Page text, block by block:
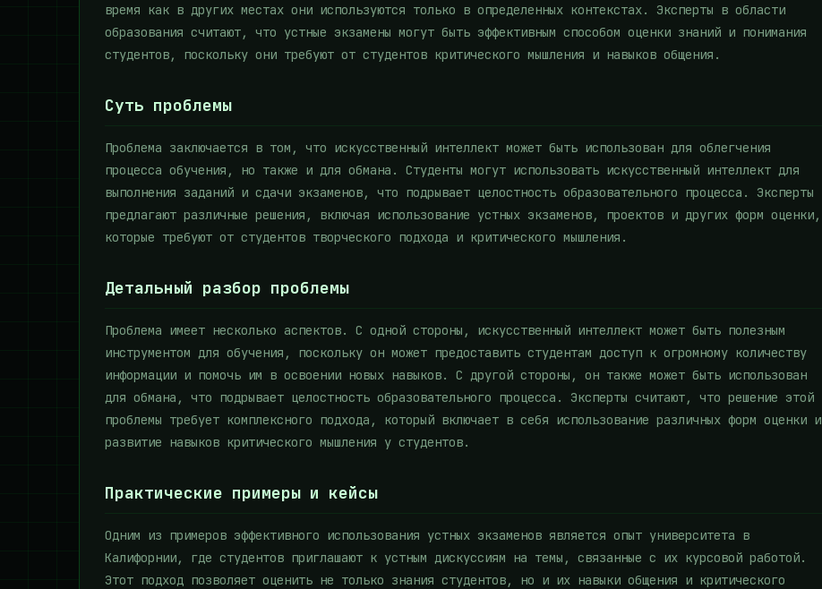
время как в других местах они используются только в определенных контекстах. Эксперты в области
образования считают, что устные экзамены могут быть эффективным способом оценки знаний и понимания
студентов, поскольку они требуют от студентов критического мышления и навыков общения.
Суть проблемы
Проблема заключается в том, что искусственный интеллект может быть использован для облегчения
процесса обучения, но также и для обмана. Студенты могут использовать искусственный интеллект для
выполнения заданий и сдачи экзаменов, что подрывает целостность образовательного процесса. Эксперты
предлагают различные решения, включая использование устных экзаменов, проектов и других форм оценки,
которые требуют от студентов творческого подхода и критического мышления.
Детальный разбор проблемы
Проблема имеет несколько аспектов. С одной стороны, искусственный интеллект может быть полезным
инструментом для обучения, поскольку он может предоставить студентам доступ к огромному количеству
информации и помочь им в освоении новых навыков. С другой стороны, он также может быть использован
для обмана, что подрывает целостность образовательного процесса. Эксперты считают, что решение этой
проблемы требует комплексного подхода, который включает в себя использование различных форм оценки и
развитие навыков критического мышления у студентов.
Практические примеры и кейсы
Одним из примеров эффективного использования устных экзаменов является опыт университета в
Калифорнии, где студентов приглашают к устным дискуссиям на темы, связанные с их курсовой работой.
Этот подход позволяет оценить не только знания студентов, но и их навыки общения и критического